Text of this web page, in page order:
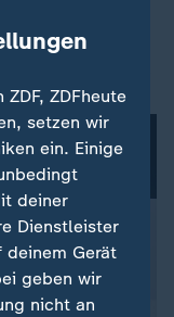
ZDFheute
setzen wir
ein. Einige
deiner
Dienstleister
deinem Gerät
geben wir
nicht an